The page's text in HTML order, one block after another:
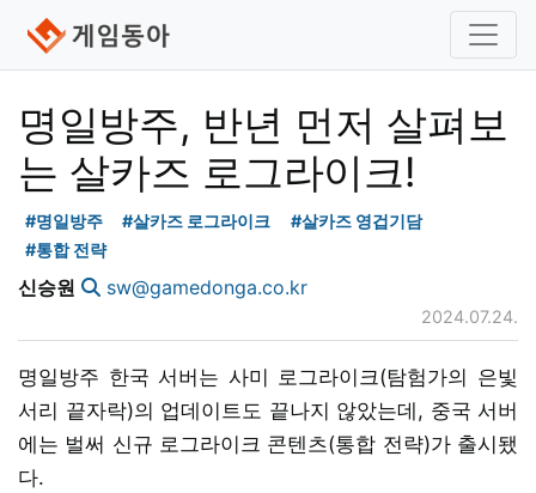
명일방주, 반년 먼저 살펴보
는 살카즈 로그라이크!
#명일방주 #살카즈 로그라이크
#살카즈 영겁기담
#통합 전략
신승원 sw@gamedonga.co.kr
2024.07.24.
명일방주 한국 서버는 사미 로그라이크(탐험가의 은빛
서리 끝자락)의 업데이트도 끝나지 않았는데, 중국 서버
에는 벌써 신규 로그라이크 콘텐츠(통합 전략)가 출시됐
다.